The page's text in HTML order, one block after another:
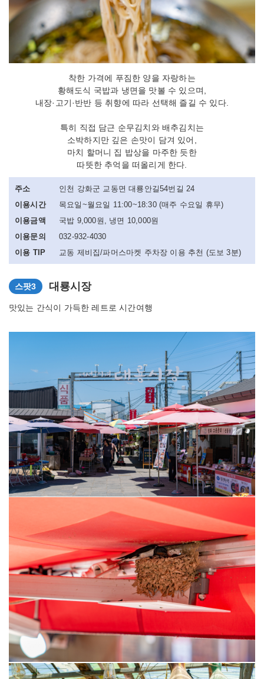
착한 가격에 푸짐한 양을 자랑하는
황해도식 국밥과 냉면을 맛볼 수 있으며,
내장·고기·반반 등 취향에 따라 선택해 즐길 수 있다.
특히 직접 담근 순무김치와 배추김치는
소박하지만 깊은 손맛이 담겨 있어,
마치 할머니 집 밥상을 마주한 듯한
따뜻한 추억을 떠올리게 한다.
주소
인천 강화군 교동면 대룡안길54번길 24
이용시간
목요일~월요일 11:00~18:30 (매주 수요일 휴무)
이용금액
국밥 9,000원, 냉면 10,000원
이용문의
032-932-4030
이용 TIP
교동 제비집/파머스마켓 주차장 이용 추천 (도보 3분)
스팟3 대룡시장
맛있는 간식이 가득한 레트로 시간여행